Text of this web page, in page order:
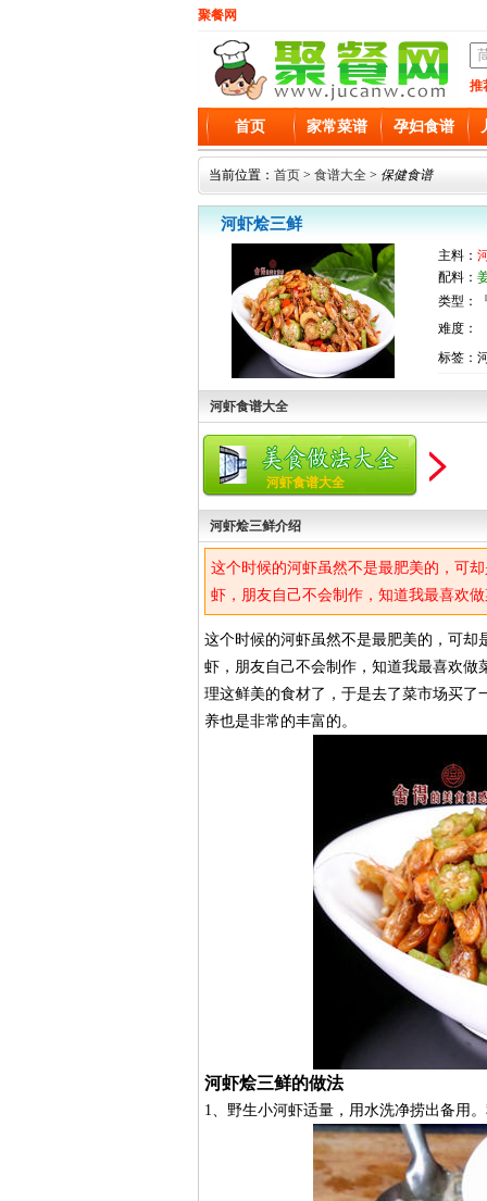
聚餐网
推
首页 家常菜谱 孕妇食谱
当前位置： 首页 > 食谱大全 > 保健食谱
河虾烩三鲜
主料：
配料：
类型：
难度：
标签：
河虾食谱大全
河虾食谱大全
河虾烩三鲜介绍
这个时候的河虾虽然不是最肥美的，可
虾，朋友自己不会制作，知道我最喜欢
养也是非常的丰富的。
这个时候的河虾虽然不是最肥美的，可
虾，朋友自己不会制作，知道我最喜欢
理这鲜美的食材了，于是去了菜市场买
养也是非常的丰富的。
河虾烩三鲜的做法
1、野生小河虾适量，用水洗净捞出备用